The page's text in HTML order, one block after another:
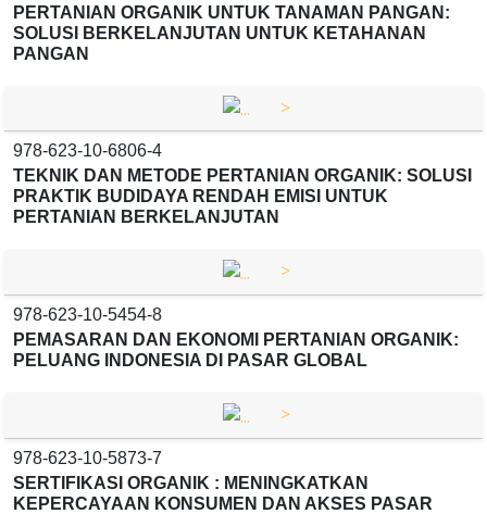
PERTANIAN ORGANIK UNTUK TANAMAN PANGAN:
SOLUSI BERKELANJUTAN UNTUK KETAHANAN
PANGAN
>
978-623-10-6806-4
TEKNIK DAN METODE PERTANIAN ORGANIK: SOLUSI
PRAKTIK BUDIDAYA RENDAH EMISI UNTUK
PERTANIAN BERKELANJUTAN
>
978-623-10-5454-8
PEMASARAN DAN EKONOMI PERTANIAN ORGANIK:
PELUANG INDONESIA DI PASAR GLOBAL
>
978-623-10-5873-7
SERTIFIKASI ORGANIK : MENINGKATKAN
KEPERCAYAAN KONSUMEN DAN AKSES PASAR